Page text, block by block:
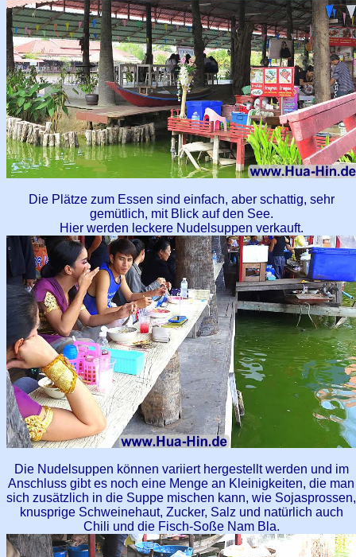
Die Plätze zum Essen sind einfach, aber schattig, sehr
gemütlich, mit Blick auf den See.
Hier werden leckere Nudelsuppen verkauft.
Die Nudelsuppen können variiert hergestellt werden und im
Anschluss gibt es noch eine Menge an Kleinigkeiten, die man
sich zusätzlich in die Suppe mischen kann, wie Sojasprossen,
knusprige Schweinehaut, Zucker, Salz und natürlich auch
Chili und die Fisch-Soße Nam Bla.